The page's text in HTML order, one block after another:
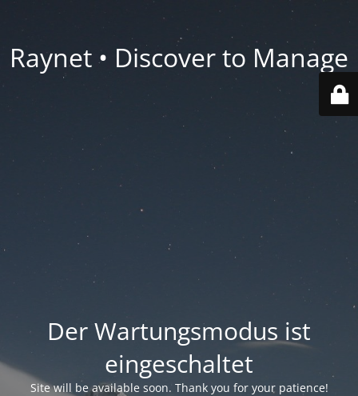
Raynet • Discover to Manage
Der Wartungsmodus ist
eingeschaltet
Site will be available soon. Thank you for your patience!